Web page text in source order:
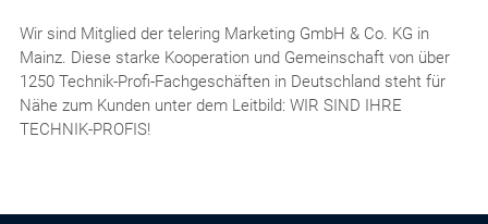
Wir sind Mitglied der telering Marketing GmbH & Co. KG in
Mainz. Diese starke Kooperation und Gemeinschaft von über
1250 Technik-Profi-Fachgeschäften in Deutschland steht für
Nähe zum Kunden unter dem Leitbild: WIR SIND IHRE
TECHNIK-PROFIS!